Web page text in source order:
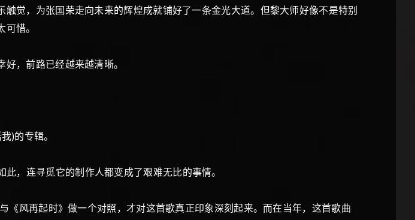
，为张国荣走向未来的辉煌成就铺好了一条金光大道。但黎大师好像不是特别
惜。
，前路已经越来越清晰。
)的专辑。
连寻觅它的制作人都变成了艰难无比的事情。
风再起时》做一个对照，才对这首歌真正印象深刻起来。而在当年，这首歌曲